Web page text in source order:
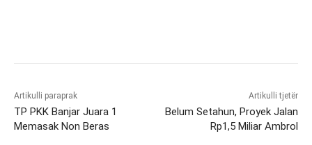
Artikulli paraprak
TP PKK Banjar Juara 1
Memasak Non Beras
Artikulli tjetër
Belum Setahun, Proyek Jalan
Rp1,5 Miliar Ambrol